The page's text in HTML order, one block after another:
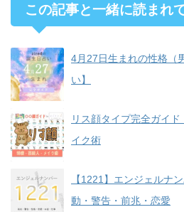
この記事と一緒に読まれ
4月27日生まれの性格（
い】
リス顔タイプ完全ガイ
イク術
【1221】エンジェルナ
動・警告・前兆・恋愛